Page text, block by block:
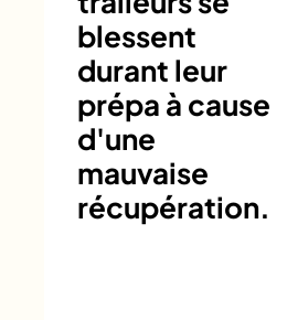
blessent
durant leur
prépa à cause
d'une
mauvaise
récupération.